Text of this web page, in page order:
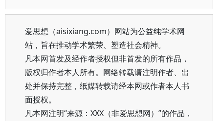
爱思想（aisixiang.com）网站为公益纯学术网
站，旨在推动学术繁荣、塑造社会精神。
凡本网首发及经作者授权但非首发的所有作品，
版权归作者本人所有。网络转载请注明作者、出
处并保持完整，纸媒转载请经本网或作者本人书
面授权。
凡本网注明“来源：XXX（非爱思想网）”的作品，